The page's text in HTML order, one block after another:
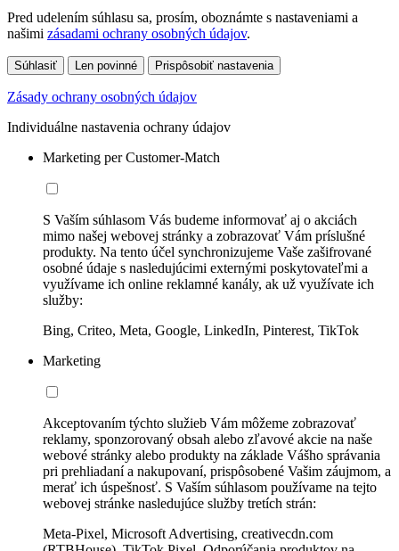
Pred udelením súhlasu sa, prosím, oboznámte s nastaveniami a
našimi zásadami ochrany osobných údajov.
Súhlasiť Len povinné Prispôsobiť nastavenia
Zásady ochrany osobných údajov
Individuálne nastavenia ochrany údajov
Marketing per Customer-Match
S Vaším súhlasom Vás budeme informovať aj o akciách
mimo našej webovej stránky a zobrazovať Vám príslušné
produkty. Na tento účel synchronizujeme Vaše zašifrované
osobné údaje s nasledujúcimi externými poskytovateľmi a
využívame ich online reklamné kanály, ak už využívate ich
služby:
Bing, Criteo, Meta, Google, LinkedIn, Pinterest, TikTok
Marketing
Akceptovaním týchto služieb Vám môžeme zobrazovať
reklamy, sponzorovaný obsah alebo zľavové akcie na naše
webové stránky alebo produkty na základe Vášho správania
pri prehliadaní a nakupovaní, prispôsobené Vašim záujmom, a
merať ich úspešnosť. S Vaším súhlasom používame na tejto
webovej stránke nasledujúce služby tretích strán:
Meta-Pixel, Microsoft Advertising, creativecdn.com